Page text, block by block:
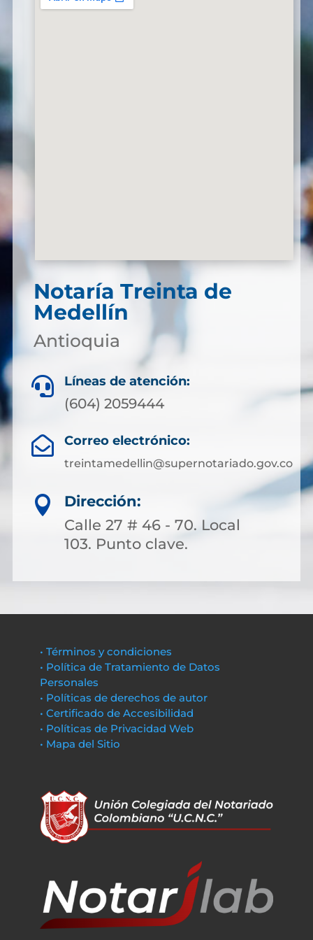
Notaría Treinta de
Medellín
Antioquia
 Líneas de atención:
(604) 2059444
 Correo electrónico:
treintamedellin@supernotariado.gov.co

Dirección:
Calle 27 # 46 - 70. Local
103. Punto clave.
• Términos y condiciones
• Política de Tratamiento de Datos
Personales
• Políticas de derechos de autor
• Certificado de Accesibilidad
• Políticas de Privacidad Web
• Mapa del Sitio